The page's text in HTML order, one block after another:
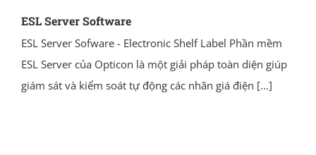
ESL Server Software
ESL Server Sofware - Electronic Shelf Label Phần mềm
ESL Server của Opticon là một giải pháp toàn diện giúp
giám sát và kiểm soát tự động các nhãn giá điện [...]